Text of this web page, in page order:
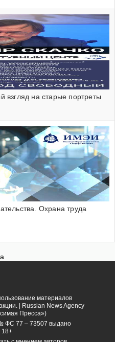
взгляд на старые портреты
Охрана труда
материалов
| Russian News Agency
Пресса»)
ФС 77 – 73507 выдано
18+